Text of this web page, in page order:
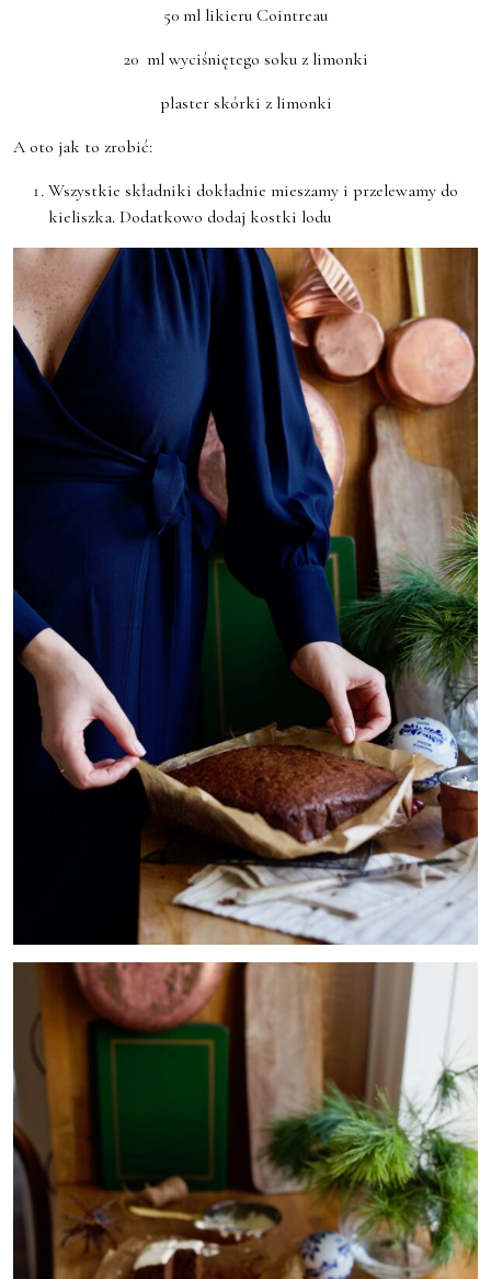
50 ml likieru Cointreau
20 ml wyciśniętego soku z limonki
plaster skórki z limonki
A oto jak to zrobić:
Wszystkie składniki dokładnie mieszamy i przelewamy do
kieliszka. Dodatkowo dodaj kostki lodu